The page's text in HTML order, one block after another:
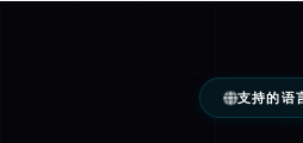
支持的语